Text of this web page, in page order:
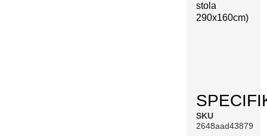
stola
290x160cm)
SKU
2648aad43879